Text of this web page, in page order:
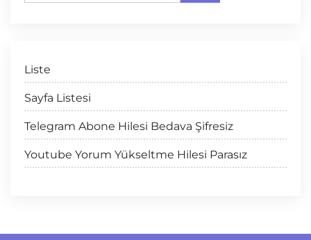
Liste
Sayfa Listesi
Telegram Abone Hilesi Bedava Şifresiz
Youtube Yorum Yükseltme Hilesi Parasız